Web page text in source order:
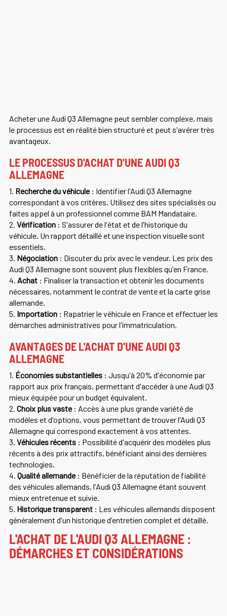
Acheter une Audi Q3 Allemagne peut sembler complexe, mais
le processus est en réalité bien structuré et peut s'avérer très
avantageux.
LE PROCESSUS D'ACHAT D'UNE AUDI Q3
ALLEMAGNE
1. Recherche du véhicule: Identifier l'Audi Q3 Allemagne
correspondant à vos critères. Utilisez des sites spécialisés ou
faites appel à un professionnel comme BAM Mandataire.
2. Vérification: S'assurer de l'état et de l'historique du
véhicule. Un rapport détaillé et une inspection visuelle sont
essentiels.
3. Négociation: Discuter du prix avec le vendeur. Les prix des
Audi Q3 Allemagne sont souvent plus flexibles qu'en France.
4. Achat: Finaliser la transaction et obtenir les documents
nécessaires, notamment le contrat de vente et la carte grise
allemande.
5. Importation: Rapatrier le véhicule en France et effectuer les
démarches administratives pour l'immatriculation.
AVANTAGES DE L'ACHAT D'UNE AUDI Q3
ALLEMAGNE
1. Économies substantielles: Jusqu'à 20% d'économie par
rapport aux prix français, permettant d'accéder à une Audi Q3
mieux équipée pour un budget équivalent.
2. Choix plus vaste: Accès à une plus grande variété de
modèles et d'options, vous permettant de trouver l'Audi Q3
Allemagne qui correspond exactement à vos attentes.
3. Véhicules récents: Possibilité d'acquérir des modèles plus
récents à des prix attractifs, bénéficiant ainsi des dernières
technologies.
4. Qualité allemande: Bénéficier de la réputation de fiabilité
des véhicules allemands, l'Audi Q3 Allemagne étant souvent
mieux entretenue et suivie.
5. Historique transparent: Les véhicules allemands disposent
généralement d'un historique d'entretien complet et détaillé.
L'ACHAT DE L'AUDI Q3 ALLEMAGNE :
DÉMARCHES ET CONSIDÉRATIONS